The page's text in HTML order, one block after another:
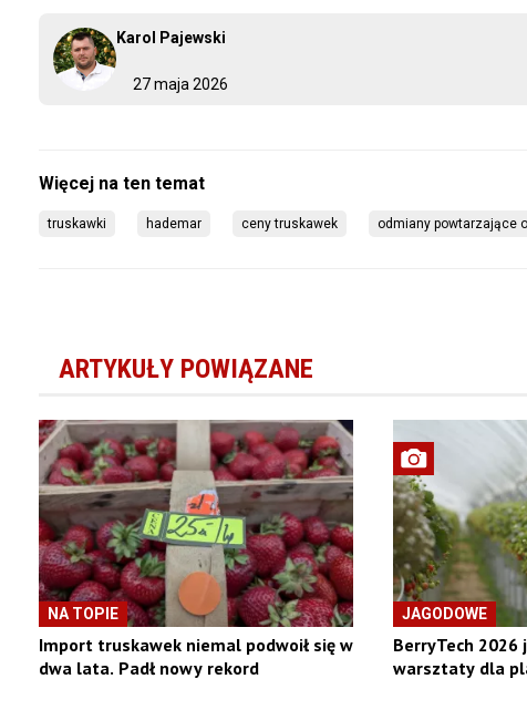
27 maja 2026
Karol Pajewski
truskawki hademar ceny truskawek odmiany powtarzające
ARTYKUŁY POWIĄZANE
NA TOPIE
Import truskawek niemal podwoił się w
dwa lata. Padł nowy rekord
JAGODOWE
BerryTech 2026
warsztaty dla